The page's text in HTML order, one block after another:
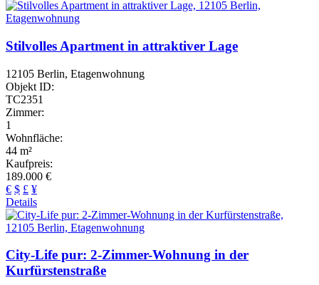
Stilvolles Apartment in attraktiver Lage
12105 Berlin, Etagenwohnung
Objekt ID:
TC2351
Zimmer:
1
Wohnfläche:
44 m²
Kaufpreis:
189.000 €
€ $ £ ¥
Details
City-Life pur: 2-Zimmer-Wohnung in der
Kurfürstenstraße